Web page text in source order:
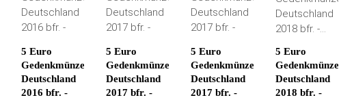
5 Euro
Gedenkmünze
Deutschland
2016 bfr. -
5 Euro
Gedenkmünze
Deutschland
2017 bfr. -
5 Euro
Gedenkmünze
Deutschland
2017 bfr. -
5 Euro
Gedenkmünze
Deutschland
2018 bfr. -